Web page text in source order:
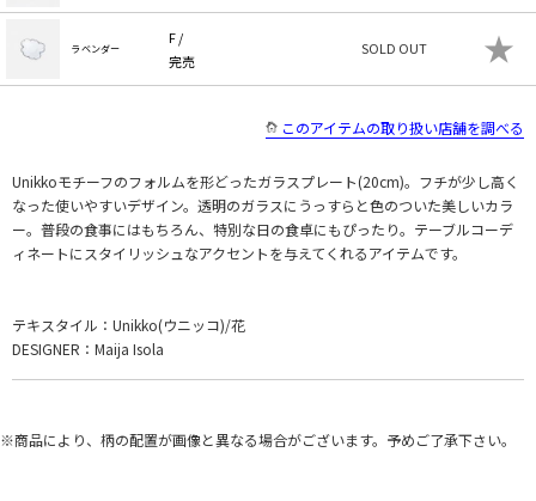
ラベンダー
F /
完売
SOLD OUT ★
このアイテムの取り扱い店舗を調べる
Unikkoモチーフのフォルムを形どったガラスプレート(20cm)。フチが少し高く
なった使いやすいデザイン。透明のガラスにうっすらと色のついた美しいカラ
ー。普段の食事にはもちろん、特別な日の食卓にもぴったり。テーブルコーデ
ィネートにスタイリッシュなアクセントを与えてくれるアイテムです。
テキスタイル：Unikko(ウニッコ)/花
DESIGNER：Maija Isola
※商品により、柄の配置が画像と異なる場合がございます。予めご了承下さい。